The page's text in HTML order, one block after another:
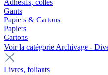
Adhésifs, colles
Gants
Papiers & Cartons
Papiers
Cartons
Voir la catégorie Archivage -
Livres, foliants